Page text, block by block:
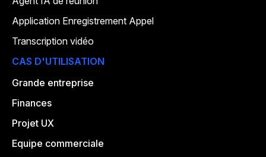
Application Enregistrement Appel
Transcription vidéo
CAS D'UTILISATION
Grande entreprise
Finances
Projet UX
Equipe commerciale